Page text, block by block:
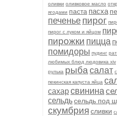
оливки оливковое масло
ягодами паста пасха
печенье пирог
пирог с луком и яйцом
пирожки пицца
помидоры пудинг
любимых блюд людовика xiv
рулька рыба салат
пекинская капуста яйца
сахарсвинина
сельдьсельдь под
скумбрия сливки